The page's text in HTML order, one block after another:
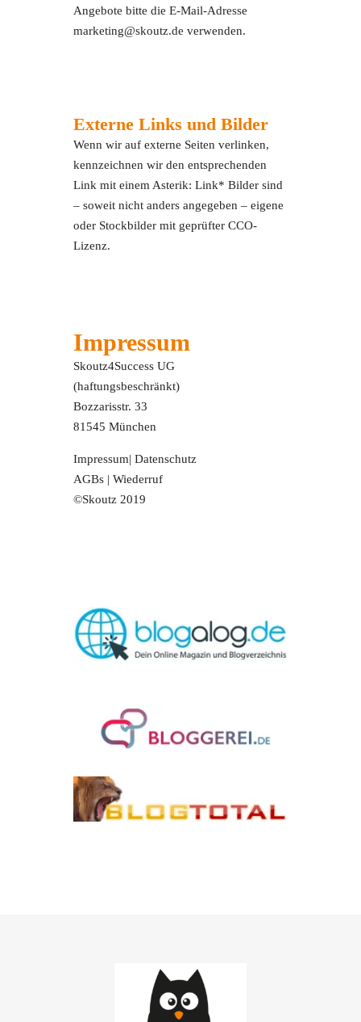
Angebote bitte die E-Mail-Adresse
marketing@skoutz.de verwenden.
Externe Links und Bilder
Wenn wir auf externe Seiten verlinken,
kennzeichnen wir den entsprechenden
Link mit einem Asterik: Link* Bilder sind
– soweit nicht anders angegeben – eigene
oder Stockbilder mit geprüfter CCO-
Lizenz.
Impressum
Skoutz4Success UG
(haftungsbeschränkt)
Bozzarisstr. 33
81545 München
Impressum|Datenschutz
AGBs |Wiederruf
©Skoutz 2019